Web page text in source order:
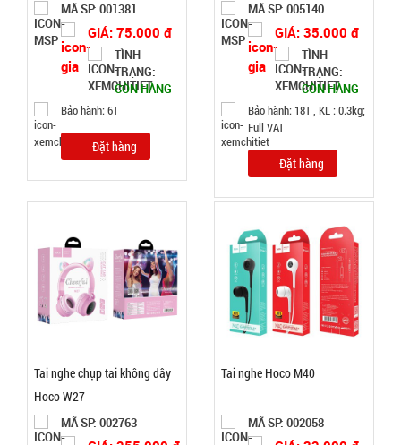
65.000 đ
TÌNH
TRẠNG:
CÒN HÀNG
BH; Cân
nặng: 1kg
hàng
dính X2000
MÃ SP: 001381
GIÁ: 75.000 đ
TÌNH
TRẠNG:
CÒN HÀNG
Bảo hành: 6T
Đặt hàng
MÃ SP: 005140
GIÁ: 35.000 đ
TÌNH
TRẠNG:
CÒN HÀNG
Bảo hành: 18T , KL : 0.3kg;
Full VAT
Đặt hàng
Tai nghe chụp tai không dây
Hoco W27
MÃ SP: 002763
Tai nghe Hoco M40
MÃ SP: 002058